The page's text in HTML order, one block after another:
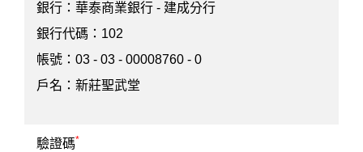
銀行：華泰商業銀行 - 建成分行
銀行代碼：102
帳號：03 - 03 - 00008760 - 0
戶名：新莊聖武堂
驗證碼*